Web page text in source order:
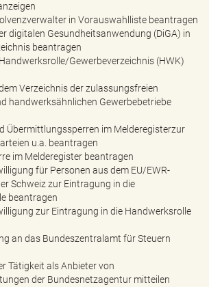
in Vorauswahlliste beantragen
digitalen Gesundheitsanwendung (DiGA) in
beantragen
Gewerbeverzeichnis (HWK)
Verzeichnis der zulassungsfreien
handwerksähnlichen Gewerbebetriebe
Übermittlungssperren im Melderegisterzur
u.a. beantragen
im Melderegister beantragen
für Personen aus dem EU/EWR-
Schweiz zur Eintragung in die
beantragen
zur Eintragung in die Handwerksrolle
an das Bundeszentralamt für Steuern
Tätigkeit als Anbieter von
der Bundesnetzagentur mitteilen